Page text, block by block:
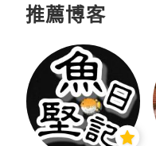
推薦博客